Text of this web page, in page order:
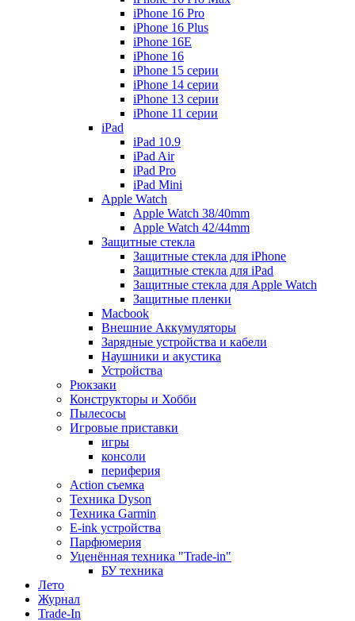
iPhone 16 Pro
iPhone 16 Plus
iPhone 16E
iPhone 16
iPhone 15 серии
iPhone 14 серии
iPhone 13 серии
iPhone 11 серии
iPad
iPad 10.9
iPad Air
iPad Pro
iPad Mini
Apple Watch
Apple Watch 38/40mm
Apple Watch 42/44mm
Защитные стекла
Защитные стекла для iPhone
Защитные стекла для iPad
Защитные стекла для Apple Watch
Защитные пленки
Macbook
Внешние Аккумуляторы
Зарядные устройства и кабели
Наушники и акустика
Устройства
Рюкзаки
Конструкторы и Хобби
Пылесосы
Игровые приставки
игры
консоли
периферия
Action съемка
Техника Dyson
Техника Garmin
E-ink устройства
Парфюмерия
Уценённая техника "Trade-in"
БУ техника
Лето
Журнал
Trade-In